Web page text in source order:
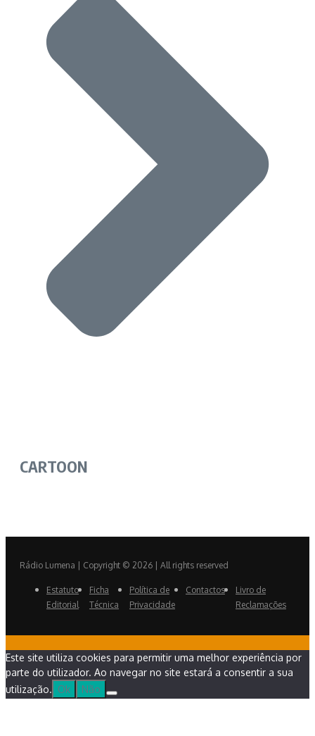
CARTOON
Rádio Lumena | Copyright © 2026 | All rights reserved
Estatuto
Editorial
Ficha
Técnica
Política de
Privacidade
Contactos
Livro de
Reclamações
Este site utiliza cookies para permitir uma melhor experiência por
parte do utilizador. Ao navegar no site estará a consentir a sua
utilização. Ok Não